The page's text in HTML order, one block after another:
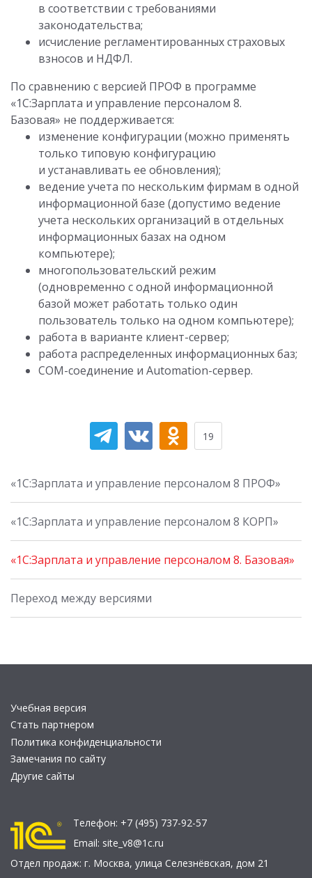
в соответствии с требованиями
законодательства;
исчисление регламентированных страховых
взносов и НДФЛ.
По сравнению с версией ПРОФ в программе
«1С:Зарплата и управление персоналом 8.
Базовая» не поддерживается:
изменение конфигурации (можно применять
только типовую конфигурацию
и устанавливать ее обновления);
ведение учета по нескольким фирмам в одной
информационной базе (допустимо ведение
учета нескольких организаций в отдельных
информационных базах на одном
компьютере);
многопользовательский режим
(одновременно с одной информационной
базой может работать только один
пользователь только на одном компьютере);
работа в варианте клиент-сервер;
работа распределенных информационных баз;
COM-соединение и Automation-сервер.
19
«1С:Зарплата и управление персоналом 8 ПРОФ»
«1С:Зарплата и управление персоналом 8 КОРП»
«1С:Зарплата и управление персоналом 8. Базовая»
Переход между версиями
Учебная версия
Стать партнером
Политика конфиденциальности
Замечания по сайту
Другие сайты
Телефон: +7 (495) 737-92-57
Email: site_v8@1c.ru
Отдел продаж: г. Москва, улица Селезнёвская, дом 21